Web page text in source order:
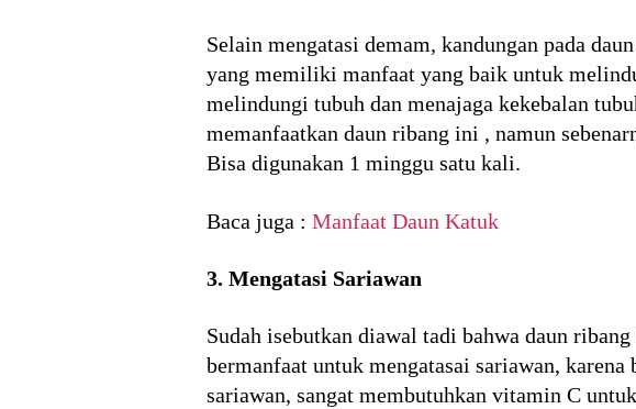
Selain mengatasi demam, kandungan pada
yang memiliki manfaat yang baik untuk
melindungi tubuh dan menajaga kekebalan
memanfaatkan daun ribang ini , namun
Bisa digunakan 1 minggu satu kali.
Baca juga : Manfaat Daun Katuk
3. Mengatasi Sariawan
Sudah isebutkan diawal tadi bahwa daun
bermanfaat untuk mengatasai sariawan,
sariawan, sangat membutuhkan vitamin C